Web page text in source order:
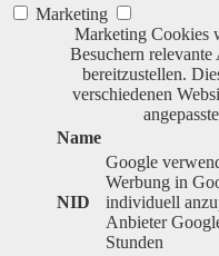
Marketing
Marketing Cookies
Besuchern
bereitzustellen.
verschiedenen
Name
NID
Google
Werbung in
individuell
Anbieter
Stunden